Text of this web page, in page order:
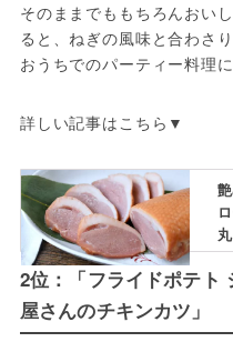
そのままでももちろんおい
ると、ねぎの風味と合わさ
おうちでのパーティー料理
詳しい記事はこちら▼
2位：「フライドポテト
屋さんのチキンカツ」